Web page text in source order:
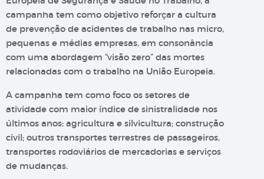
campanha tem como objetivo reforçar a cultura
de prevenção de acidentes de trabalho nas micro,
pequenas e médias empresas, em consonância
com uma abordagem “visão zero” das mortes
relacionadas com o trabalho na União Europeia.
A campanha tem como foco os setores de
atividade com maior índice de sinistralidade nos
últimos anos: agricultura e silvicultura; construção
civil; outros transportes terrestres de passageiros,
transportes rodoviários de mercadorias e serviços
de mudanças.